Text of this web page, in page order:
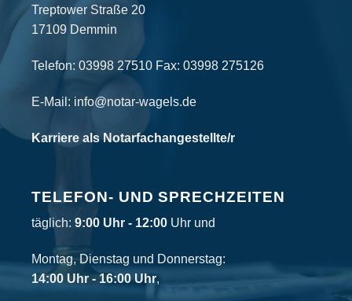
Treptower Straße 20
17109 Demmin
Telefon: 03998 27510 Fax: 03998 275126
E-Mail: info@notar-wagels.de
Karriere als Notarfachangestellte/r
TELEFON- UND SPRECHZEITEN
täglich: 9:00 Uhr - 12:00 Uhr und
Montag, Dienstag und Donnerstag:
14:00 Uhr - 16:00 Uhr,